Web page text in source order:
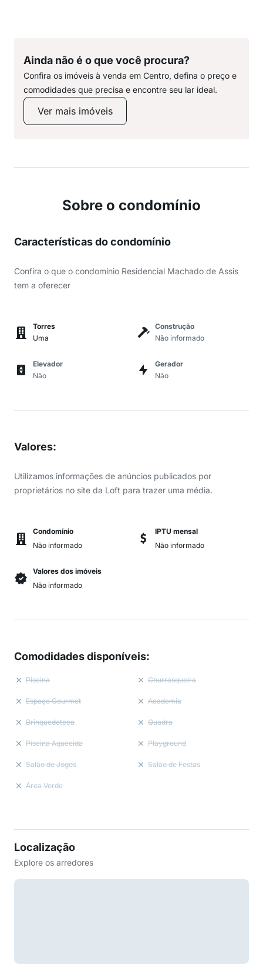
Ainda não é o que você procura?
Confira os imóveis à venda em Centro, defina o preço e
comodidades que precisa e encontre seu lar ideal.
Ver mais imóveis
Sobre o condomínio
Características do condomínio
Confira o que o condomínio Residencial Machado de Assis
tem a oferecer
Torres
Uma
Construção
Não informado
Elevador
Não
Gerador
Não
Valores:
Utilizamos informações de anúncios publicados por
proprietários no site da Loft para trazer uma média.
Condomínio
Não informado
IPTU mensal
Não informado
Valores dos imóveis
Não informado
Comodidades disponíveis:
Piscina Churrasqueira
Espaço Gourmet Academia
Brinquedoteca Quadra
Piscina Aquecida Playground
Salão de Jogos Salão de Festas
Área Verde
Localização
Explore os arredores